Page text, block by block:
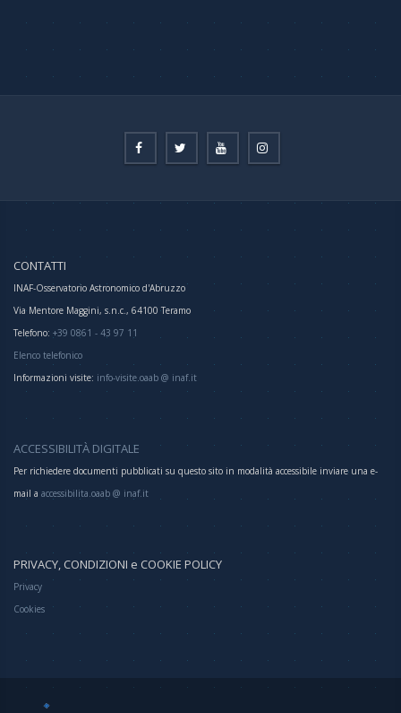
CONTATTI
INAF-Osservatorio Astronomico d'Abruzzo
Via Mentore Maggini, s.n.c., 64100 Teramo
Telefono: +39 0861 - 43 97 11
Elenco telefonico
Informazioni visite: info-visite.oaab @ inaf.it
ACCESSIBILITÀ DIGITALE
Per richiedere documenti pubblicati su questo sito in modalità accessibile inviare una e-
mail a accessibilita.oaab @ inaf.it
PRIVACY, CONDIZIONI e COOKIE POLICY
Privacy
Cookies